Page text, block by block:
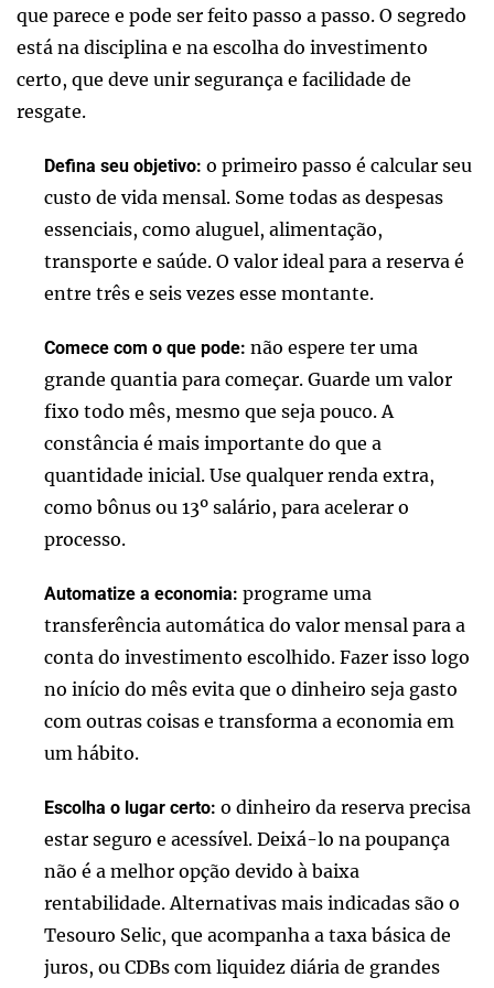
que parece e pode ser feito passo a passo. O segredo
está na disciplina e na escolha do investimento
certo, que deve unir segurança e facilidade de
resgate.
Defina seu objetivo: o primeiro passo é calcular seu
custo de vida mensal. Some todas as despesas
essenciais, como aluguel, alimentação,
transporte e saúde. O valor ideal para a reserva é
entre três e seis vezes esse montante.
Comece com o que pode: não espere ter uma
grande quantia para começar. Guarde um valor
fixo todo mês, mesmo que seja pouco. A
constância é mais importante do que a
quantidade inicial. Use qualquer renda extra,
como bônus ou 13º salário, para acelerar o
processo.
Automatize a economia: programe uma
transferência automática do valor mensal para a
conta do investimento escolhido. Fazer isso logo
no início do mês evita que o dinheiro seja gasto
com outras coisas e transforma a economia em
um hábito.
Escolha o lugar certo: o dinheiro da reserva precisa
estar seguro e acessível. Deixá-lo na poupança
não é a melhor opção devido à baixa
rentabilidade. Alternativas mais indicadas são o
Tesouro Selic, que acompanha a taxa básica de
juros, ou CDBs com liquidez diária de grandes